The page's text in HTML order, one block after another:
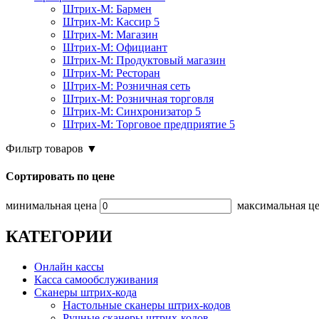
Штрих-М: Бармен
Штрих-М: Кассир 5
Штрих-М: Магазин
Штрих-М: Официант
Штрих-М: Продуктовый магазин
Штрих-М: Ресторан
Штрих-М: Розничная сеть
Штрих-М: Розничная торговля
Штрих-М: Синхронизатор 5
Штрих-М: Торговое предприятие 5
Фильтр товаров ▼
Сортировать по цене
минимальная цена максимальная
КАТЕГОРИИ
Онлайн кассы
Касса самообслуживания
Сканеры штрих-кода
Настольные сканеры штрих-кодов